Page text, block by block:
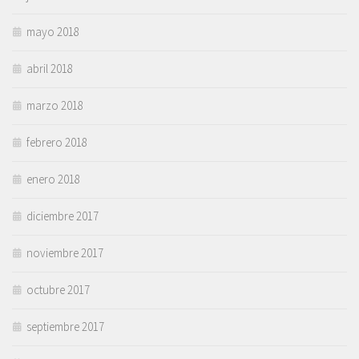
mayo 2018
abril 2018
marzo 2018
febrero 2018
enero 2018
diciembre 2017
noviembre 2017
octubre 2017
septiembre 2017